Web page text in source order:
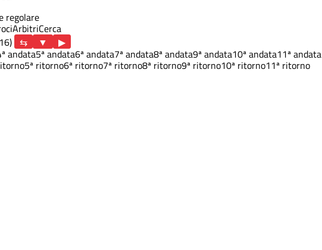
regolare
ArbitriCerca
▶
andata5ª andata6ª andata7ª andata8ª andata9ª andata10ª andata11ª andata
5ª ritorno6ª ritorno7ª ritorno8ª ritorno9ª ritorno10ª ritorno11ª ritorno